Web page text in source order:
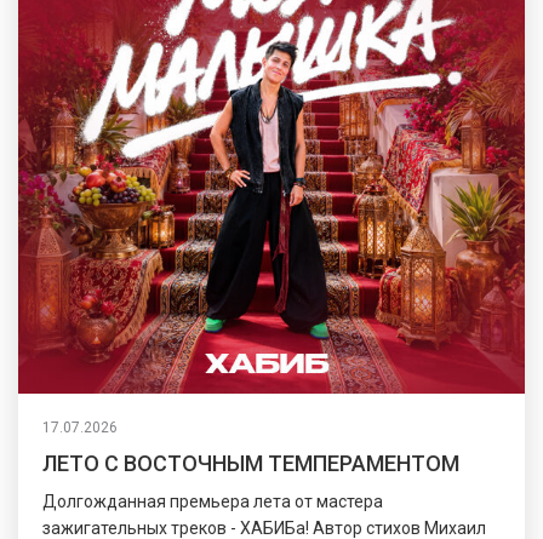
17.07.2026
ЛЕТО С ВОСТОЧНЫМ ТЕМПЕРАМЕНТОМ
Долгожданная премьера лета от мастера
зажигательных треков - ХАБИБа! Автор стихов Михаил